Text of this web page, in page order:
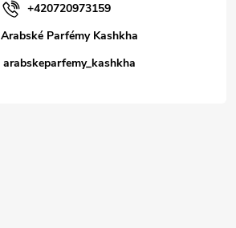
+420720973159
Arabské Parfémy Kashkha
arabskeparfemy_kashkha